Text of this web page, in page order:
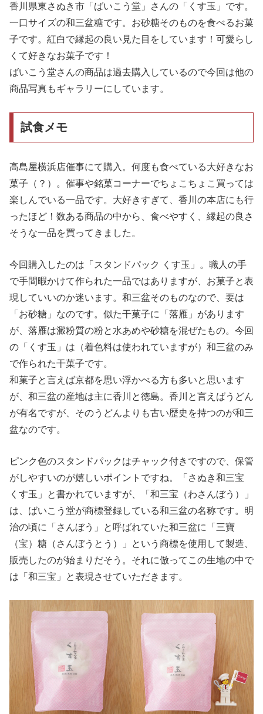
香川県東さぬき市「ばいこう堂」さんの「くす玉」です。
一口サイズの和三盆糖です。お砂糖そのものを食べるお菓
子です。紅白で縁起の良い見た目をしています！可愛らし
くて好きなお菓子です！
ばいこう堂さんの商品は過去購入しているので今回は他の
商品写真もギャラリーにしています。
試食メモ
高島屋横浜店催事にて購入。何度も食べている大好きなお
菓子（？）。催事や銘菓コーナーでちょこちょこ買っては
楽しんでいる一品です。大好きすぎて、香川の本店にも行
ったほど！数ある商品の中から、食べやすく、縁起の良さ
そうな一品を買ってきました。
今回購入したのは「スタンドパック くす玉」。職人の手
で手間暇かけて作られた一品ではありますが、お菓子と表
現していいのか迷います。和三盆そのものなので、要は
「お砂糖」なのです。似た干菓子に「落雁」があります
が、落雁は澱粉質の粉と水あめや砂糖を混ぜたもの。今回
の「くす玉」は（着色料は使われていますが）和三盆のみ
で作られた干菓子です。
和菓子と言えば京都を思い浮かべる方も多いと思います
が、和三盆の産地は主に香川と徳島。香川と言えばうどん
が有名ですが、そのうどんよりも古い歴史を持つのが和三
盆なのです。
ピンク色のスタンドパックはチャック付きですので、保管
がしやすいのが嬉しいポイントですね。「さぬき和三宝
くす玉」と書かれていますが、「和三宝（わさんぼう）」
は、ばいこう堂が商標登録している和三盆の名称です。明
治の頃に「さんぼう」と呼ばれていた和三盆に「三寶
（宝）糖（さんぼうとう）」という商標を使用して製造、
販売したのが始まりだそう。それに倣ってこの生地の中で
は「和三宝」と表現させていただきます。